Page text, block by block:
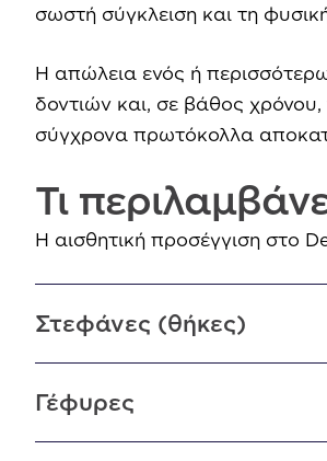
σωστή σύγκλειση και τη
Η απώλεια ενός ή
δοντιών και, σε βάθος χρόνου,
σύγχρονα πρωτόκολλα
Τι
Η αισθητική προσέγγιση στο
Στεφάνες (θήκες)
Γέφυρες